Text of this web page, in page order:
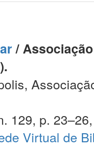
/
129, p.
Virtual de